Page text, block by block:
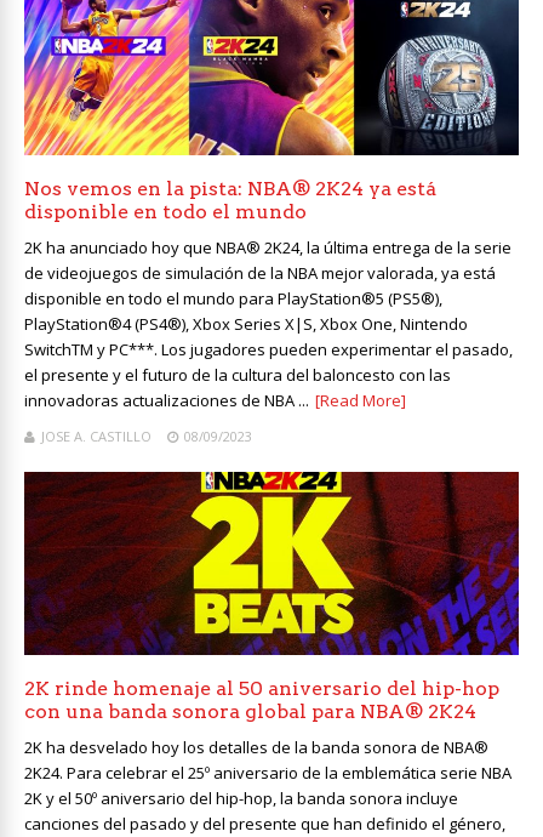
Nos vemos en la pista: NBA® 2K24 ya está
disponible en todo el mundo
2K ha anunciado hoy que NBA® 2K24, la última entrega de la serie
de videojuegos de simulación de la NBA mejor valorada, ya está
disponible en todo el mundo para PlayStation®5 (PS5®),
PlayStation®4 (PS4®), Xbox Series X|S, Xbox One, Nintendo
SwitchTM y PC***. Los jugadores pueden experimentar el pasado,
el presente y el futuro de la cultura del baloncesto con las
innovadoras actualizaciones de NBA ... [Read More]
JOSE A. CASTILLO 08/09/2023
2K rinde homenaje al 50 aniversario del hip-hop
con una banda sonora global para NBA® 2K24
2K ha desvelado hoy los detalles de la banda sonora de NBA®
2K24. Para celebrar el 25º aniversario de la emblemática serie NBA
2K y el 50º aniversario del hip-hop, la banda sonora incluye
canciones del pasado y del presente que han definido el género,